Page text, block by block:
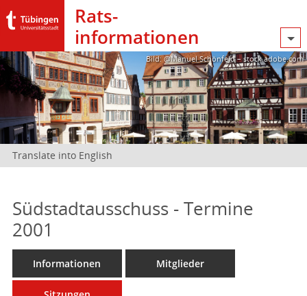
Rats­
informationen
Bild: @Manuel Schönfeld – stock.adobe.com
Translate into English
Südstadtausschuss - Termine
2001
Informationen Mitglieder